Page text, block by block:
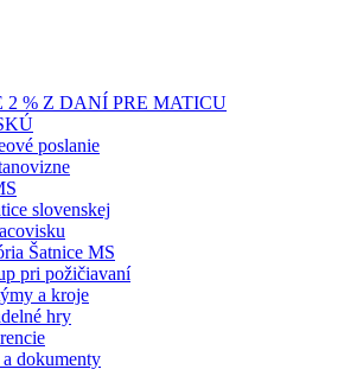
2 % Z DANÍ PRE MATICU
poslanie
slovenskej
Šatnice MS
pri požičiavaní
a kroje
hry
dokumenty